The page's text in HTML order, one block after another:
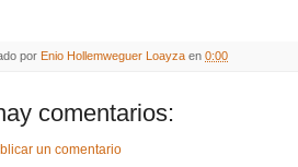
por Enio Hollemweguer Loayza en 0:00
comentarios:
un comentario